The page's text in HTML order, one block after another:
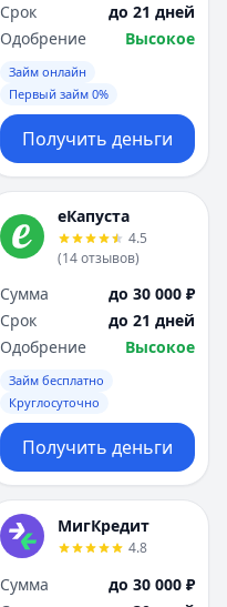
Срок
до 21 дней
Одобрение
Высокое
Займ онлайн
Первый займ 0%
Получить деньги
еКапуста
4.5
(14отзывов)
Сумма
до 30 000 ₽
Срок
до 21 дней
Одобрение
Высокое
Займ бесплатно
Круглосуточно
Получить деньги
МигКредит
4.8
Сумма
до 30 000 ₽